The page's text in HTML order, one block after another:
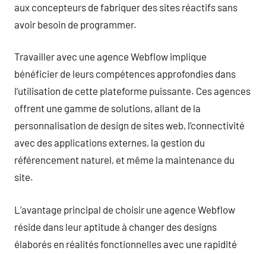
aux concepteurs de fabriquer des sites réactifs sans
avoir besoin de programmer.
Travailler avec une agence Webflow implique
bénéficier de leurs compétences approfondies dans
l’utilisation de cette plateforme puissante. Ces agences
offrent une gamme de solutions, allant de la
personnalisation de design de sites web, l’connectivité
avec des applications externes, la gestion du
référencement naturel, et même la maintenance du
site.
L’avantage principal de choisir une agence Webflow
réside dans leur aptitude à changer des designs
élaborés en réalités fonctionnelles avec une rapidité